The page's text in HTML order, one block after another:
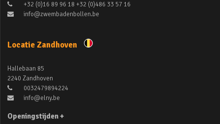
+32 (0)16 89 96 18 +32 (0)486 33 57 16
info@zwembadenbollen.be
Locatie Zandhoven
Hallebaan 85
2240 Zandhoven
0032479894224
info@elny.be
Openingstijden +